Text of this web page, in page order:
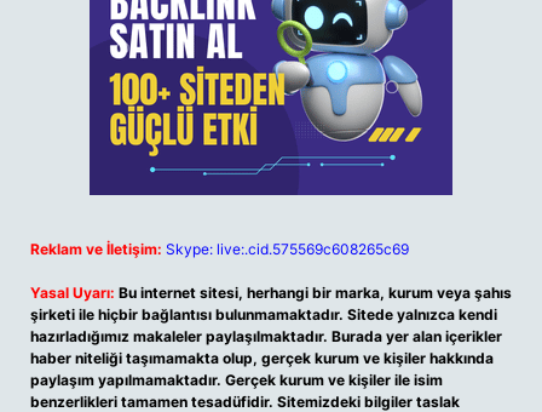
Reklam ve İletişim: Skype: live:.cid.575569c608265c69
Yasal Uyarı: Bu internet sitesi, herhangi bir marka, kurum veya şahıs
şirketi ile hiçbir bağlantısı bulunmamaktadır. Sitede yalnızca kendi
hazırladığımız makaleler paylaşılmaktadır. Burada yer alan içerikler
haber niteliği taşımamakta olup, gerçek kurum ve kişiler hakkında
paylaşım yapılmamaktadır. Gerçek kurum ve kişiler ile isim
benzerlikleri tamamen tesadüfidir. Sitemizdeki bilgiler taslak